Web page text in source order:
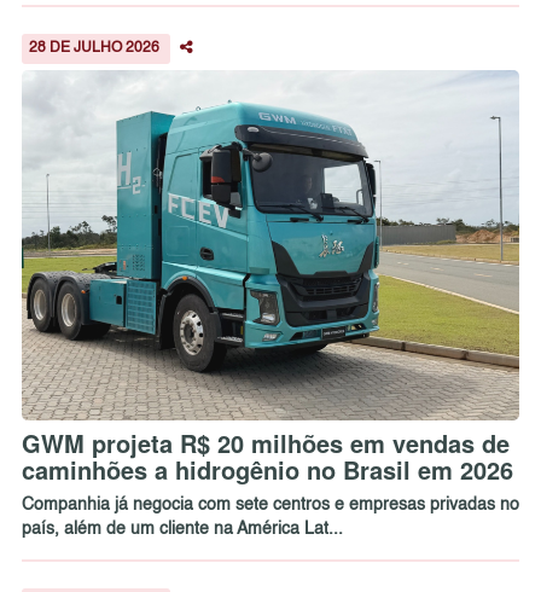
28 DE JULHO 2026
GWM projeta R$ 20 milhões em vendas de
caminhões a hidrogênio no Brasil em 2026
Companhia já negocia com sete centros e empresas privadas no
país, além de um cliente na América Lat...